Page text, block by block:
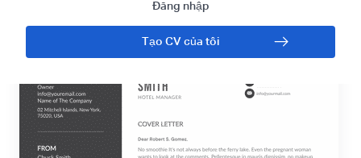
Đăng nhập
Tạo CV của tôi